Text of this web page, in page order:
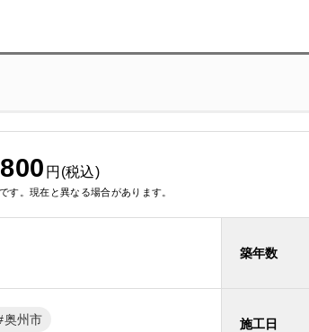
円(税込)
す。現在と異なる場合があります。
築年数
奥州市 施工日